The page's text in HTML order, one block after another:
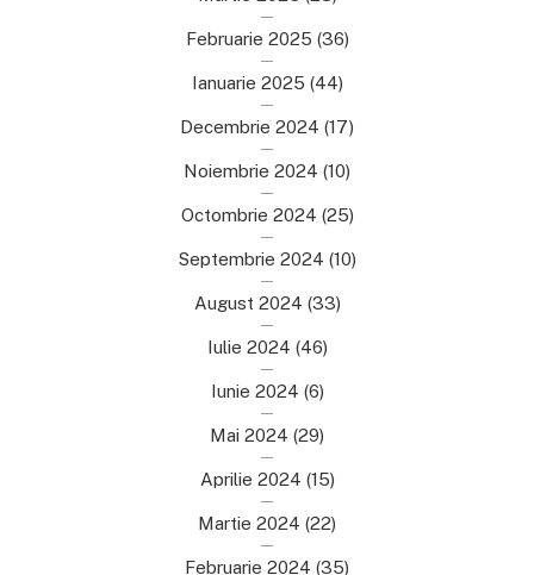
Februarie 2025 (36)
Ianuarie 2025 (44)
Decembrie 2024 (17)
Noiembrie 2024 (10)
Octombrie 2024 (25)
Septembrie 2024 (10)
August 2024 (33)
Iulie 2024 (46)
Iunie 2024 (6)
Mai 2024 (29)
Aprilie 2024 (15)
Martie 2024 (22)
Februarie 2024 (35)